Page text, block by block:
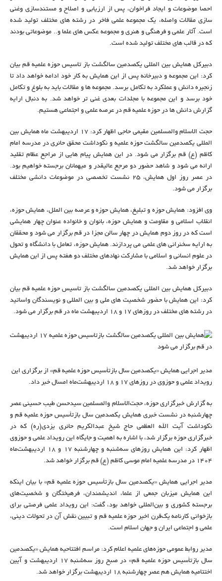
احصا موضوعات و ایجاد فراخوان، پس از ارزیابی و اصلاح و مستندسازی وغنی
سازی مقالات واصله، یک مجموعه علمی فاخر در رشته های مختلف تولید شده
است. آثار علمی و فرهنگی و هنری و مجموعه عکس های علما و.. موضوعاتی بودند
که در قالب های مختلف تولید شده است.
دبیرکل همایش بین المللی یکصدمین سالگشت باز تاسیس حوزه علمیه قم بیان
کرد: این مجموعه و دبیرخانه پس از این همایش به کار خود ادامه خواهد داد تا
زنجیره دانش و عملکرد به تکامل برسد. مجموعه ها و مقالات باید به بلوغ و تکامل
خود برسد و این مجموعه با مجلدات بعدی غنی تر خواهد شد. به دنبال ارایه
گزارش دانش ها در حوزه علمیه قم در عرصه علمی و اجتماعی هستیم.
حجت الاسلام والمسلمین مقیمی حاجی اظهار کرد: ۱۷ اردیبهشت ماه همایش بین
المللی یکصدمین سالگشت حوزه علمیه و نکوداشت محقق حائری در مدرسه امام
کاظم (ع) قم برگزار می شود. در این همایش پیام هایی از مراجع عظام تقلید
ارائه می شود و شاهد حضور دو مرجع عالیقدر و میهمانان برجسته خواهیم بود.
در عصر روز اول همایش، ۲۵ نشست تخصصی در موضوعات دانشی مختلف
برگزار می شود.
وی افزود: همایش حوزه و تبلیغ، همایش حوزه و عرصه بین الملل، همایش حوزه،
انقلاب اسلامی و مقاومت و همایش حوزه، بانوان و خانواده عنوان چهار همایشی
است که در روز دوم همایش در چهار سالن مجزا در قم برگزار می شود و محققان
به ارایه سخنرانی های علمی می پردازند. همایش حوزه، تعامل با دانشگاه و تحول
در علوم انسانی و اسلامی با مشارکت نهادهای مختلف دو هفته پس از این همایش
برگزار خواهد شد.
دبیرکل همایش بین المللی یکصدمین سالگشت باز تاسیس حوزه علمیه قم بیان
کرد: این همایش با حضور شخصیت های ملی و بین المللی و نویسندگان واساتید
در رشته های مختلف در روزهای ۱۷ و ۱۸ اردیبهشت ماه در قم برگزار می شود.
مدیر اجرایی همایش «یکصدمین سال بازتأسیس حوزه علمیه قم» از برگزاری این
رویداد علمی و حوزوی در روزهای ۱۷ و ۱۸ اردیبهشت‌ماه امسال خبر داد.
به گزارش خبرگزاری حوزه، حجت‌الاسلام والمسلمین سیدحسن طیب حسینی عصر
چهارشنبه در نشست خبری همایش یکصدمین سال بازتأسیس حوزه علمیه قم و
نکوداشت آیت الله العظمی حاج شیخ عبدالکریم حائری یزدی(ره) که در
خبرگزاری حوزه برگزار شد، با اشاره به اهمیت و جایگاه این رویداد علمی و حوزوی
اظهار کرد: این همایش روزهای سه‌شنبه و چهارشنبه ۱۷ و ۱۸ اردیبهشت‌ماه
۱۴۰۴ در مدرسه علمیه امام موسی کاظم (ع) قم برگزار خواهد شد.
مدیر اجرایی همایش «یکصدمین سال بازتأسیس حوزه علمیه قم» با بیان اینکه
این همایش میزبان جمعی از علما، اندیشمندان، فرهیختگان و شخصیت‌های
برجسته کشوری و بین‌المللی خواهد بود، گفت: این رویداد علمی فرصتی برای
بازخوانی کارنامه یک‌قرن اخیر حوزه علمیه قم و تبیین نقش آن در تحولات دینی،
علمی و اجتماعی ایران و جهان اسلام است.
مدیر روابط عمومی حوزه‌های علمیه اعلام کرد: مراسم افتتاحیه همایش «یکصدمین
سال بازتأسیس حوزه علمیه قم» در صبح روز سه‌شنبه ۱۷ اردیبهشت و آیین
اختتامیه همایش هم عصر چهارشنبه ۱۸ اردیبهشت برگزار خواهد شد.